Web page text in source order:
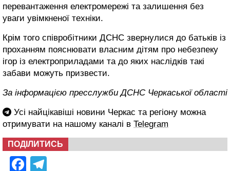
перевантаження електромережі та залишення без
уваги увімкненої техніки.
Крім того співробітники ДСНС звернулися до батьків із
проханням пояснювати власним дітям про небезпеку
ігор із електроприладами та до яких наслідків такі
забави можуть призвести.
За інформацією пресслужби ДСНС Черкаської області
Усі найцікавіші новини Черкас та регіону можна
отримувати на нашому каналі в Telegram
ПОДІЛИТИСЬ
Facebook